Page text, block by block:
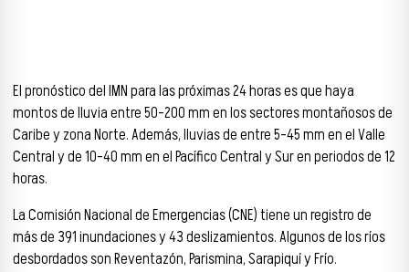
El pronóstico del IMN para las próximas 24 horas es que haya
montos de lluvia entre 50-200 mm en los sectores montañosos de
Caribe y zona Norte. Además, lluvias de entre 5-45 mm en el Valle
Central y de 10-40 mm en el Pacífico Central y Sur en periodos de 12
horas.
La Comisión Nacional de Emergencias (CNE) tiene un registro de
más de 391 inundaciones y 43 deslizamientos. Algunos de los ríos
desbordados son Reventazón, Parismina, Sarapiquí y Frío.